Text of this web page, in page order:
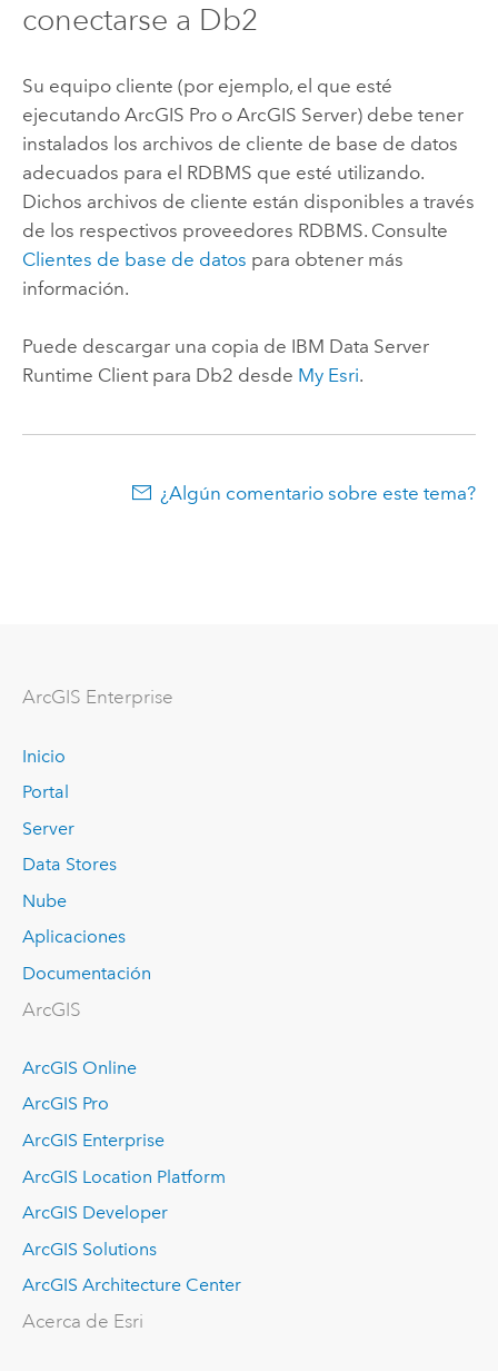
conectarse a Db2
Su equipo cliente (por ejemplo, el que esté
ejecutando ArcGIS Proo ArcGIS Server) debe tener
instalados los archivos de cliente de base de datos
adecuados para el RDBMS que esté utilizando.
Dichos archivos de cliente están disponibles a través
de los respectivos proveedores RDBMS. Consulte
Clientes de base de datos para obtener más
información.
Puede descargar una copia de IBM Data Server
Runtime Client para Db2 desde My Esri.
¿Algún comentario sobre este tema?
ArcGIS Enterprise
Inicio
Portal
Server
Data Stores
Nube
Aplicaciones
Documentación
ArcGIS
ArcGIS Online
ArcGIS Pro
ArcGIS Enterprise
ArcGIS Location Platform
ArcGIS Developer
ArcGIS Solutions
ArcGIS Architecture Center
Acerca de Esri